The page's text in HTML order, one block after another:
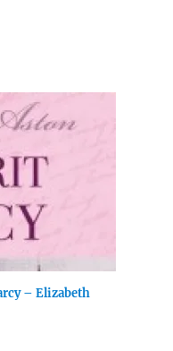
– Elizabeth